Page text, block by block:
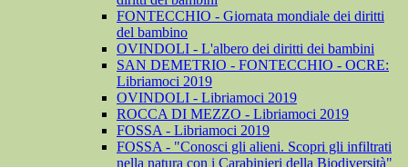
FONTECCHIO - Giornata mondiale dei diritti
del bambino
OVINDOLI - L'albero dei diritti dei bambini
SAN DEMETRIO - FONTECCHIO - OCRE:
Libriamoci 2019
OVINDOLI - Libriamoci 2019
ROCCA DI MEZZO - Libriamoci 2019
FOSSA - Libriamoci 2019
FOSSA - "Conosci gli alieni. Scopri gli infiltrati
nella natura con i Carabinieri della Biodiversità"